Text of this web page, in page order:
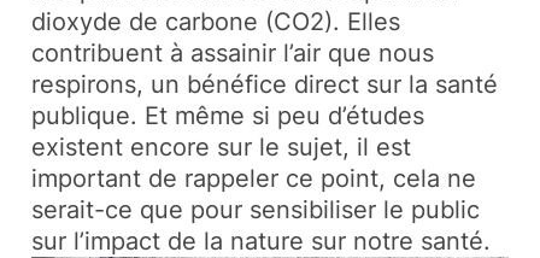
dioxyde de carbone (CO2). Elles
contribuent à assainir l’air que nous
respirons, un bénéfice direct sur la santé
publique. Et même si peu d’études
existent encore sur le sujet, il est
important de rappeler ce point, cela ne
serait-ce que pour sensibiliser le public
sur l’impact de la nature sur notre santé.